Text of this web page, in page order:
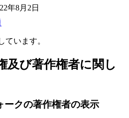
年8月2日
います。
及び著作権者に関し
ークの著作権者の表示